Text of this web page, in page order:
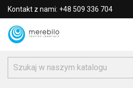
Kontakt z nami: +48 509 336 704